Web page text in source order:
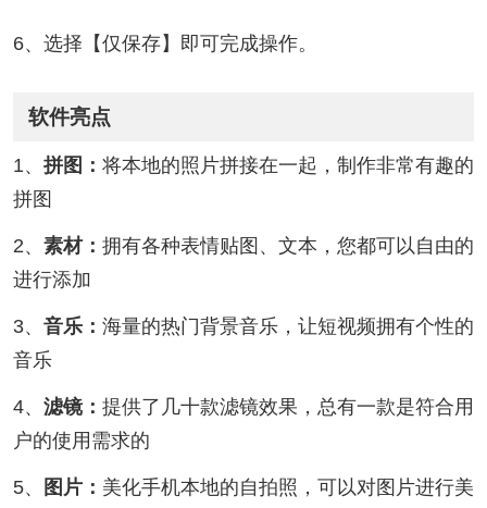
6、选择【仅保存】即可完成操作。
软件亮点
1、 拼图： 将本地的照片拼接在一起，制作非常有趣的
拼图
2、 素材： 拥有各种表情贴图、文本，您都可以自由的
进行添加
3、 音乐： 海量的热门背景音乐，让短视频拥有个性的
音乐
4、 滤镜： 提供了几十款滤镜效果，总有一款是符合用
户的使用需求的
5、 图片： 美化手机本地的自拍照，可以对图片进行美